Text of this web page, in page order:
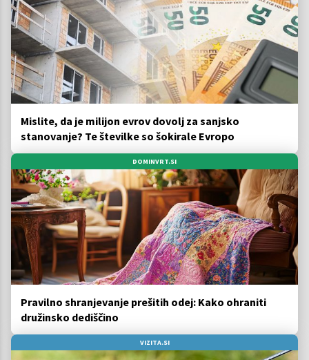
Mislite, da je milijon evrov dovolj za sanjsko
stanovanje? Te številke so šokirale Evropo
DOMINVRT.SI
Pravilno shranjevanje prešitih odej: Kako ohraniti
družinsko dediščino
VIZITA.SI